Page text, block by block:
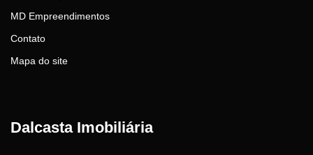
MD Empreendimentos
Contato
Mapa do site
Dalcasta Imobiliária